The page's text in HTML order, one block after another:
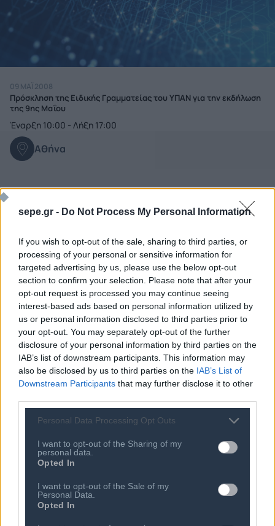
sepe.gr - Do Not Process My Personal Information
If you wish to opt-out of the sale, sharing to third parties, or
processing of your personal or sensitive information for
targeted advertising by us, please use the below opt-out
section to confirm your selection. Please note that after your
opt-out request is processed you may continue seeing
interest-based ads based on personal information utilized by
us or personal information disclosed to third parties prior to
your opt-out. You may separately opt-out of the further
disclosure of your personal information by third parties on the
IAB’s list of downstream participants. This information may
also be disclosed by us to third parties on the IAB’s List of
Downstream Participants that may further disclose it to other
Personal Data Processing Opt Outs
I want to opt-out of the Sharing of my
personal data.
Opted In
I want to opt-out of the Sale of my
Personal Data.
Opted In
09 ΜΑΪ́ 2008
Πρόσκληση της Ειδικής Γραμματείας του ΥΠΑΝ για την εκδήλωση
της 9ης Μαΐου
Έναρξη 10:00 - Λήξη 17:00
Αθήνα
Ποιος είναι ο ΣΕΠΕ
Καταστατικό
Κώδικας Δεοντολογίας
Κανονισμός Διαιτησίας
Ιστορικό
Διοικητικό Συμβούλιο/
Αιρετά Όργανα
Διοικητικό Προσωπικό &
Συνεργάτες
Επιχειρήσεις - Μέλη
Εγγραφή Νέου Μέλους
Προνόμια Μελών
Εργασίας
Εκδηλώσεις
Έρευνες - Μελέτες